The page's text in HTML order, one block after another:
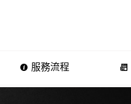
服務流程